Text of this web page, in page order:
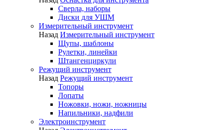
Сверла, наборы
Диски для УШМ
Измерительный инструмент
Назад Измерительный инструмент
Щупы, шаблоны
Рулетки, линейки
Штангенциркули
Режущий инструмент
Назад Режущий инструмент
Топоры
Лопаты
Ножовки, ножи, ножницы
Напильники, надфили
Электроинструмент